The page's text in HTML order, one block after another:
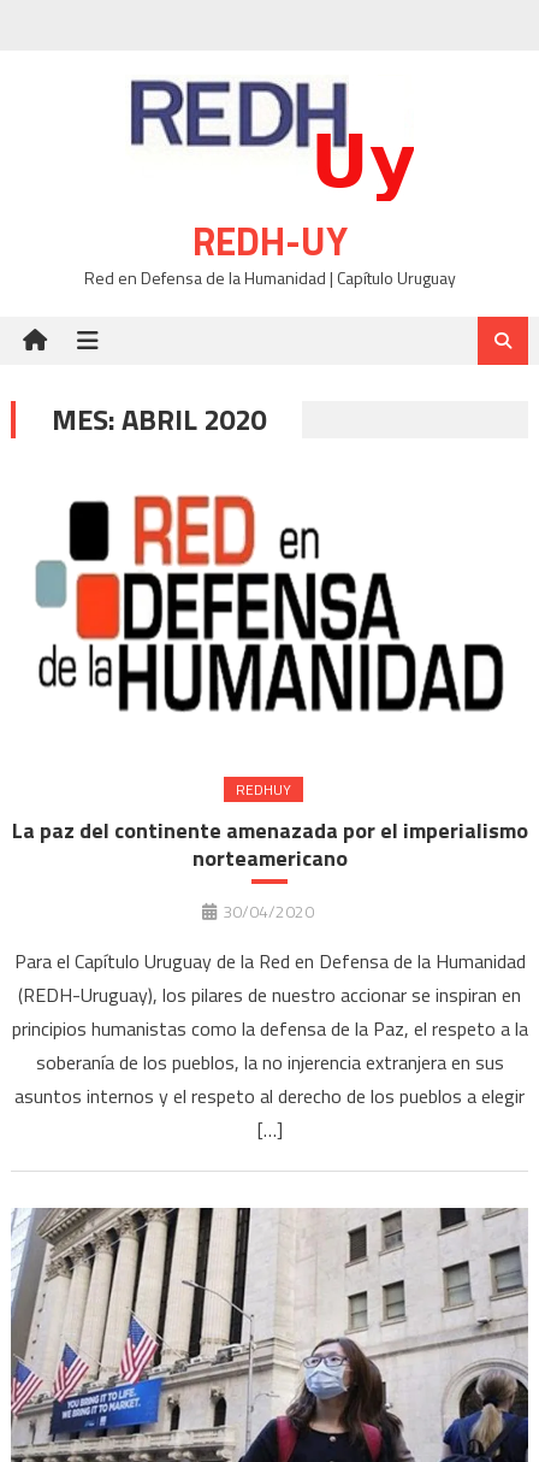
REDH-UY
Red en Defensa de la Humanidad | Capítulo Uruguay
MES:ABRIL 2020
REDHUY
La paz del continente amenazada por el imperialismo
norteamericano
30/04/2020
Para el Capítulo Uruguay de la Red en Defensa de la Humanidad
(REDH-Uruguay), los pilares de nuestro accionar se inspiran en
principios humanistas como la defensa de la Paz, el respeto a la
soberanía de los pueblos, la no injerencia extranjera en sus
asuntos internos y el respeto al derecho de los pueblos a elegir
[…]